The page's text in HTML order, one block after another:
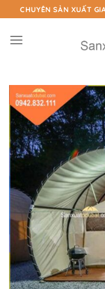
Chuyển
đến
nội
CHUYÊN SẢN XUẤT